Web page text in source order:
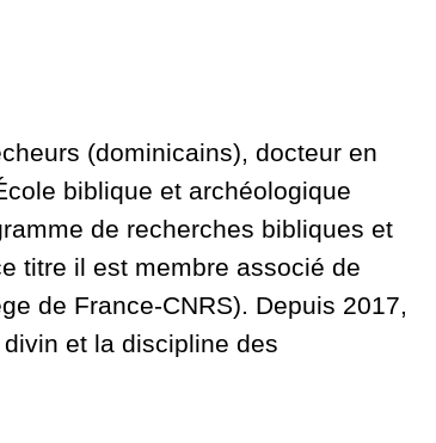
(dominicains), docteur en
biblique et archéologique
de recherches bibliques et
titre il est membre associé de
de France-CNRS). Depuis 2017,
et la discipline des